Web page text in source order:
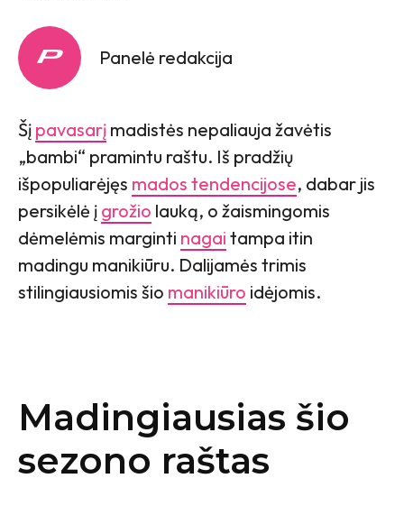
Panelė redakcija
Šį pavasarį madistės nepaliauja žavėtis
„bambi“ pramintu raštu. Iš pradžių
išpopuliarėjęs mados tendencijose, dabar jis
persikėlė į grožio lauką, o žaismingomis
dėmelėmis marginti nagai tampa itin
madingu manikiūru. Dalijamės trimis
stilingiausiomis šio manikiūro idėjomis.
Madingiausias šio
sezono raštas